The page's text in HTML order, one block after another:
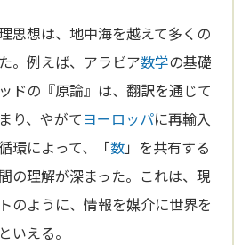
思想は、地中海を越えて多くの
。例えば、アラビア数学の基礎
ドの『原論』は、翻訳を通じて
り、やがてヨーロッパに再輸入
環によって、「数」を共有する
間の理解が深まった。これは、現
のように、情報を媒介に世界を
いえる。